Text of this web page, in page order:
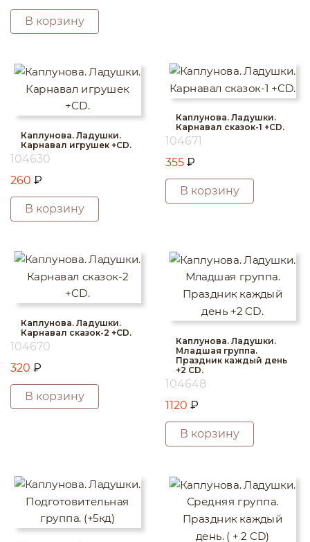
В корзину
Каплунова. Ладушки.
Карнавал игрушек +CD.
104630
260 ₽
В корзину
Каплунова. Ладушки.
Карнавал сказок-1 +CD.
104671
355 ₽
В корзину
Каплунова. Ладушки.
Карнавал сказок-2 +CD.
104670
320 ₽
В корзину
Каплунова. Ладушки.
Младшая группа.
Праздник каждый день
+2 CD.
104648
1120 ₽
В корзину